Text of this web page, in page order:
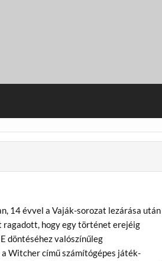
14 évvel a Vaják-sorozat lezárása után
ragadott, hogy egy történet erejéig
döntéséhez valószínűleg
Witcher című számítógépes játék-